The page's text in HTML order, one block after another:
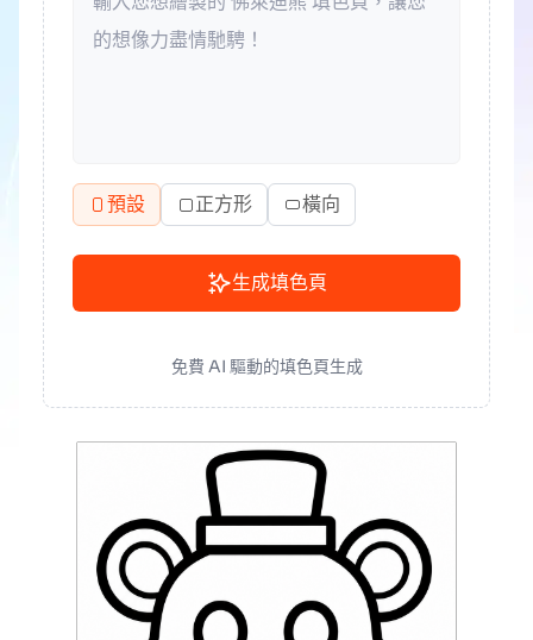
預設 正方形 橫向
生成填色頁
免費 AI 驅動的填色頁生成